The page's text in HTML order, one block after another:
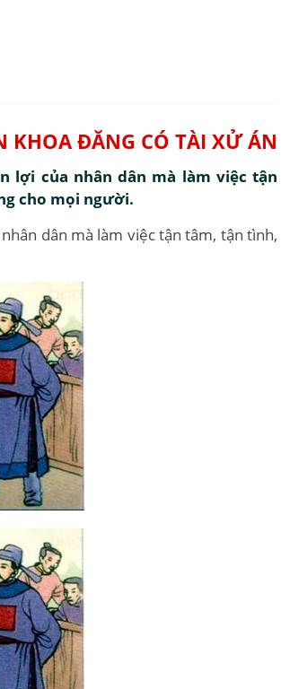
KHOA ĐĂNG CÓ TÀI XỬ ÁN
lợi của nhân dân mà làm việc tận
cho mọi người.
dân mà làm việc tận tâm, tận tình,